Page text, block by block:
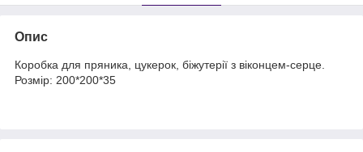
Опис
Коробка для пряника, цукерок, біжутерії з віконцем-серце.
Розмір: 200*200*35